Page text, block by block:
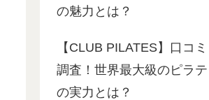
の魅力とは？
【CLUB PILATES】口コ
調査！世界最大級のピラ
の実力とは？